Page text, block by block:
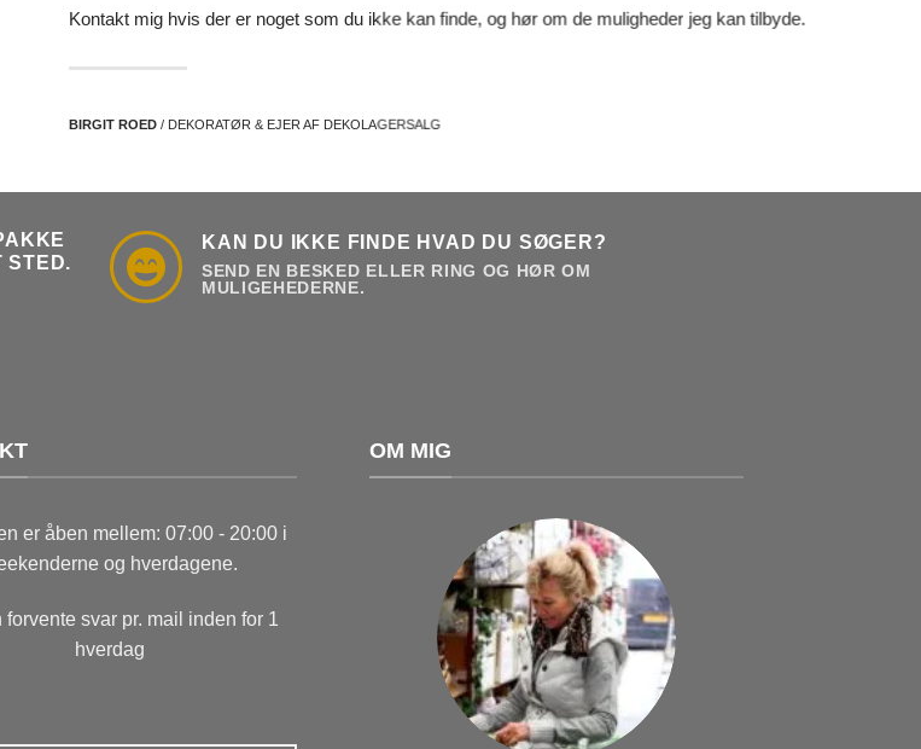
Kontakt mig hvis der er noget som du ikke kan finde, og hør om de muligheder jeg kan tilbyde.
BIRGIT ROED / DEKORATØR & EJER AF DEKOLAGERSALG
STED.
KAN DU IKKE FINDE HVAD DU SØGER?
SEND EN BESKED ELLER RING OG HØR OM
MULIGEHEDERNE.
er åben mellem: 07:00 - 20:00 i
og hverdagene.
forvente svar pr. mail inden for 1
hverdag
OM MIG